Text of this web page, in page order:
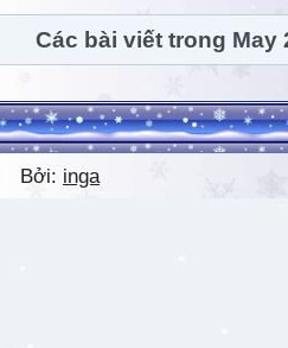
Các bài viết trong May
Bởi: inga